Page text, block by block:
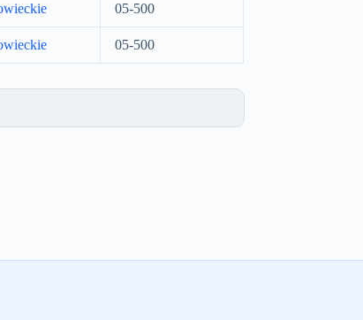
05-500
05-500